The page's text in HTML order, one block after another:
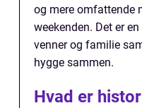
og mere omfattende
weekenden. Det er
venner og familie
hygge sammen.
Hvad er